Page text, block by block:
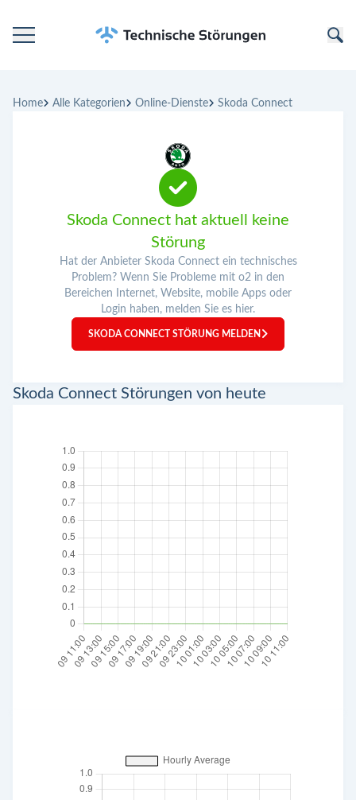
Kategorien
Home Alle Kategorien Online-Dienste Skoda Connect
Skoda Connect hat aktuell keine
Störung
Hat der Anbieter Skoda Connect ein technisches
Problem? Wenn Sie Probleme mit o2 in den
Bereichen Internet, Website, mobile Apps oder
Login haben, melden Sie es hier.
SKODA CONNECT STÖRUNG MELDEN
Skoda Connect Störungen von heute